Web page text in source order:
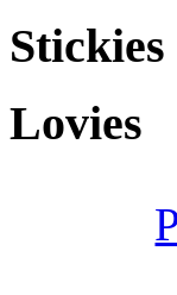
Stickies
Lovies